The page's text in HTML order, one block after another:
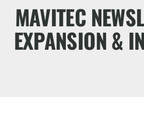
MAVITEC
EXPANSION &